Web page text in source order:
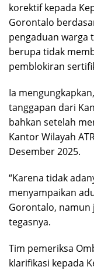
korektif kepada
Gorontalo
pengaduan warga
berupa tidak
pemblokiran
Ia
tanggapan dari
bahkan setelah
Kantor Wilayah
Desember 2025.
“Karena tidak
menyampaikan
Gorontalo, namun
tegasnya.
Tim pemeriksa
klarifikasi kepada